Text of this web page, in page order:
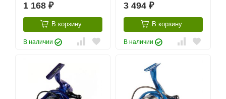
1 168 ₽
В корзину
В наличии
3 494 ₽
В корзину
В наличии